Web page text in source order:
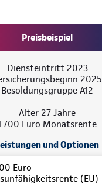
Preisbeispiel
Diensteintritt 2023
2025
Besoldungsgruppe A12
Alter 27 Jahre
Euro Monatsrente
und Optionen
Euro
(EU)